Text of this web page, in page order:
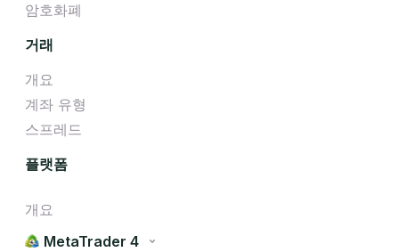
암호화폐
거래
개요
계좌 유형
스프레드
플랫폼
개요
MetaTrader 4